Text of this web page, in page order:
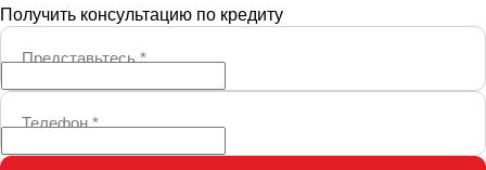
Получить консультацию по кредиту
Представьтесь*
Телефон*